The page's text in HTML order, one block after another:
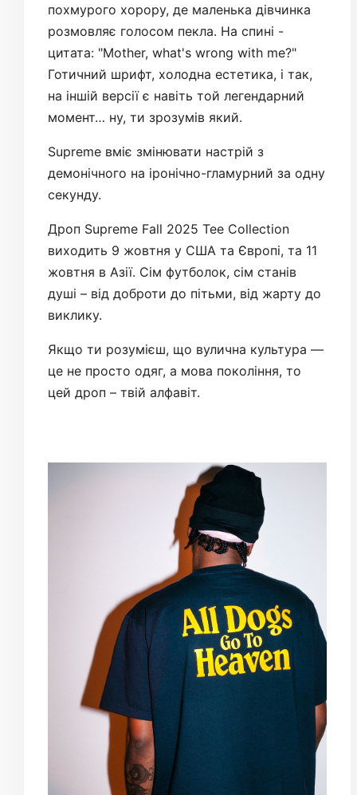
похмурого хорору, де маленька дівчинка
розмовляє голосом пекла. На спині -
цитата: "Mother, what's wrong with me?"
Готичний шрифт, холодна естетика, і так,
на іншій версії є навіть той легендарний
момент… ну, ти зрозумів який.
Supreme вміє змінювати настрій з
демонічного на іронічно-гламурний за одну
секунду.
Дроп Supreme Fall 2025 Tee Collection
виходить 9 жовтня у США та Європі, та 11
жовтня в Азії. Сім футболок, сім станів
душі – від доброти до пітьми, від жарту до
виклику.
Якщо ти розумієш, що вулична культура —
це не просто одяг, а мова покоління, то
цей дроп – твій алфавіт.